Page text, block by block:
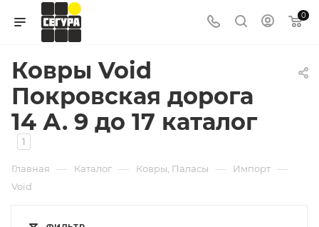
0
Ковры Void
Покровская дорога
14 А. 9 до 17 каталог
1
Главная — Каталог — Ковры, Паласы — Импорт —
Void